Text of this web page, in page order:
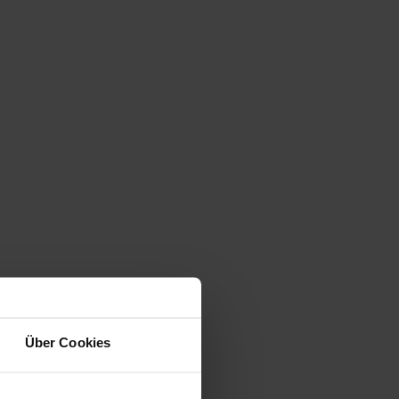
Über Cookies